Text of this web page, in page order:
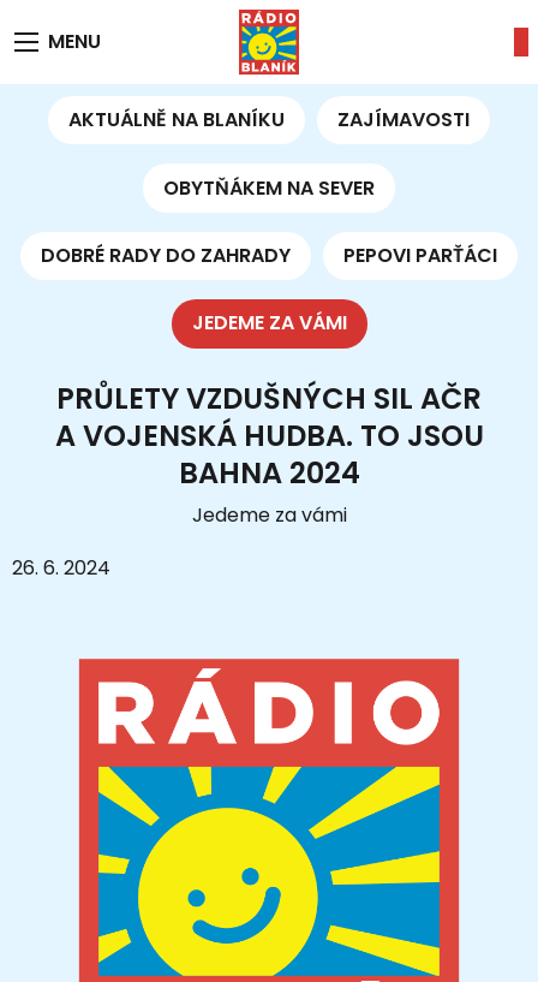
MENU
AKTUÁLNĚ NA BLANÍKU ZAJÍMAVOSTI
OBYTŇÁKEM NA SEVER
DOBRÉ RADY DO ZAHRADY PEPOVI PARŤÁCI
JEDEME ZA VÁMI
PRŮLETY VZDUŠNÝCH SIL AČR
A VOJENSKÁ HUDBA. TO JSOU
BAHNA 2024
Jedeme za vámi
26. 6. 2024